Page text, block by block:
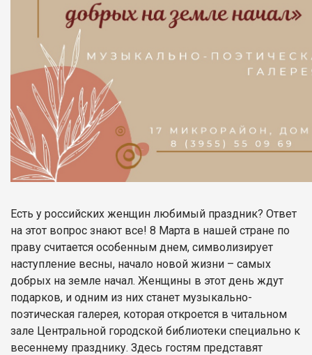
Есть у российских женщин любимый праздник? Ответ
на этот вопрос знают все! 8 Марта в нашей стране по
праву считается особенным днем, символизирует
наступление весны, начало новой жизни – самых
добрых на земле начал. Женщины в этот день ждут
подарков, и одним из них станет музыкально-
поэтическая галерея, которая откроется в читальном
зале Центральной городской библиотеки специально к
весеннему празднику. Здесь гостям представят